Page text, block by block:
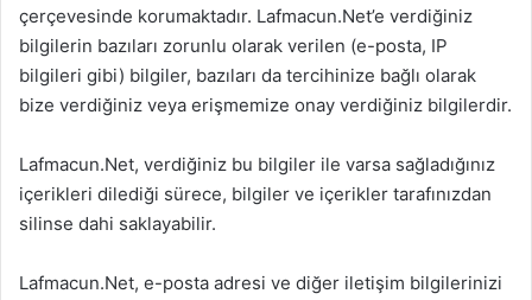
çerçevesinde korumaktadır. Lafmacun.Net’e verdiğiniz
bilgilerin bazıları zorunlu olarak verilen (e-posta, IP
bilgileri gibi) bilgiler, bazıları da tercihinize bağlı olarak
bize verdiğiniz veya erişmemize onay verdiğiniz bilgilerdir.
Lafmacun.Net, verdiğiniz bu bilgiler ile varsa sağladığınız
içerikleri dilediği sürece, bilgiler ve içerikler tarafınızdan
silinse dahi saklayabilir.
Lafmacun.Net, e-posta adresi ve diğer iletişim bilgilerinizi